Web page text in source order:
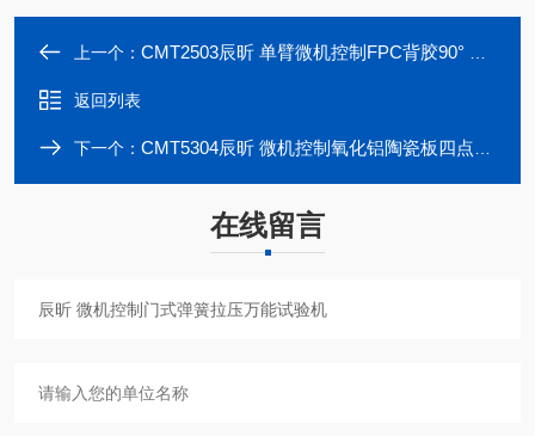
上一个： CMT2503辰昕 单臂微机控制FPC背胶90° 剥离试验机
返回列表
下一个： CMT5304辰昕 微机控制氧化铝陶瓷板四点弯曲试验机
在线留言